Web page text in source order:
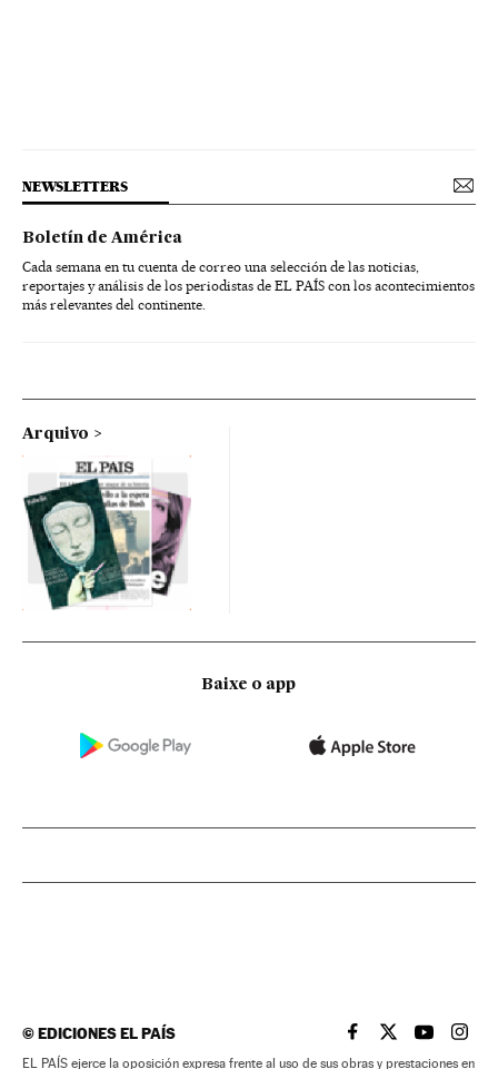
NEWSLETTERS
Boletín de América
Cada semana en tu cuenta de correo una selección de las noticias,
reportajes y análisis de los periodistas de EL PAÍS con los acontecimientos
más relevantes del continente.
Arquivo
Baixe o app
©EDICIONES EL PAÍS EL PAÍS BRASIL EN
EL PAÍSEL PAÍS
EL
EL PAÍS ejerce la oposición expresa frente al uso de sus obras y prestaciones en